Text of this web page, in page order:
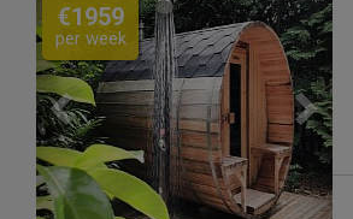
€1959
per week